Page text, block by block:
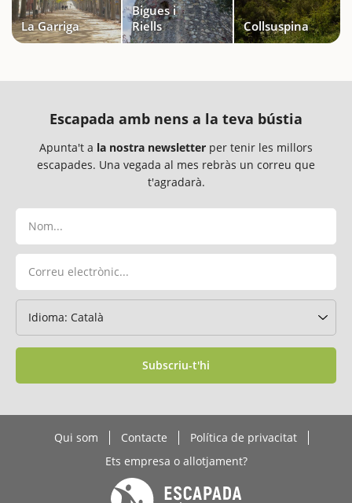
La Garriga
Bigues i
Riells
Collsuspina
Escapada amb nens a la teva bústia
Apunta't a la nostra newsletter per tenir les millors
escapades. Una vegada al mes rebràs un correu que
t'agradarà.
Subscriu-t'hi
Qui som Contacte
Política de privacitat
Ets empresa o allotjament?